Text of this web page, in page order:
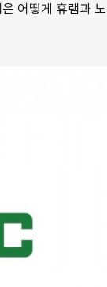
어떻게 휴램과